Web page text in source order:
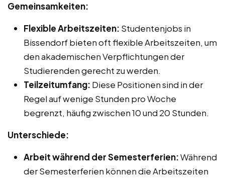
Gemeinsamkeiten:
Flexible Arbeitszeiten: Studentenjobs in
Bissendorf bieten oft flexible Arbeitszeiten, um
den akademischen Verpflichtungen der
Studierenden gerecht zu werden.
Teilzeitumfang: Diese Positionen sind in der
Regel auf wenige Stunden pro Woche
begrenzt, häufig zwischen 10 und 20 Stunden.
Unterschiede:
Arbeit während der Semesterferien:Während
der Semesterferien können die Arbeitszeiten